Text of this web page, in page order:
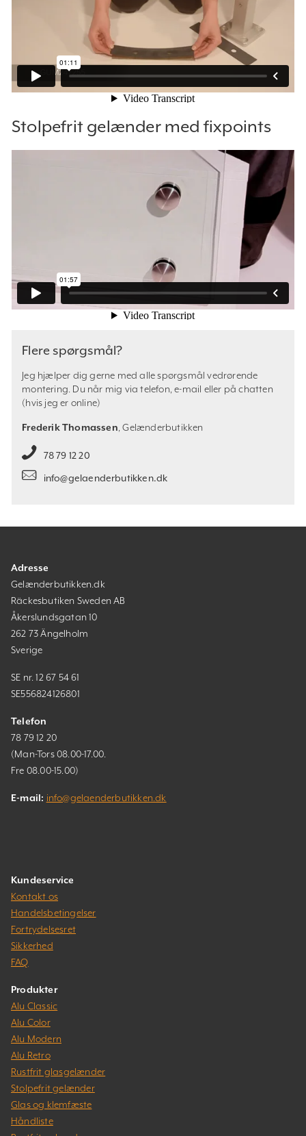
Stolpefrit gelænder med fixpoints
Flere spørgsmål?
Jeg hjælper dig gerne med alle spørgsmål vedrørende
montering. Du når mig via telefon, e-mail eller på chatten
(hvis jeg er online)
Frederik Thomassen, Gelænderbutikken
78 79 12 20
info@gelaenderbutikken.dk
Adresse
Gelænderbutikken.dk
Räckesbutiken Sweden AB
Åkerslundsgatan 10
262 73 Ängelholm
Sverige
SE nr. 12 67 54 61
SE556824126801
Telefon
78 79 12 20
(Man-Tors 08.00-17.00.
Fre 08.00-15.00)
E-mail: info@gelaenderbutikken.dk
Kundeservice
Kontakt os
Handelsbetingelser
Fortrydelsesret
Sikkerhed
FAQ
Produkter
Alu Classic
Alu Color
Alu Modern
Alu Retro
Rustfrit glasgelænder
Stolpefrit gelænder
Glas og klemfæste
Håndliste